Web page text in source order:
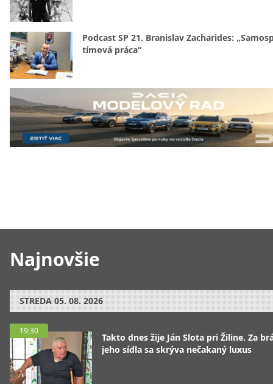
Najnovšie
STREDA 05. 08. 2026
19:30
Takto dnes žije Ján Slota pri Žiline. Za
jeho sídla sa skrýva nečakaný luxus
Podcast SP 21. Branislav Zacharides:
tímová práca“